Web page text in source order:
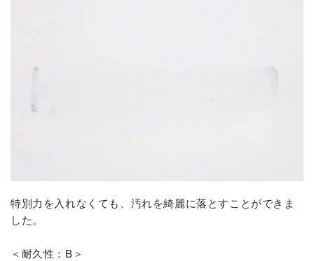
特別力を入れなくても、汚れを綺麗に落とすことができま
した。
＜耐久性：B＞